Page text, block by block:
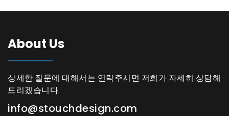
About Us
상세한 질문에 대해서는 연락주시면 저희가 자세히 상담해
드리겠습니다.
info@stouchdesign.com